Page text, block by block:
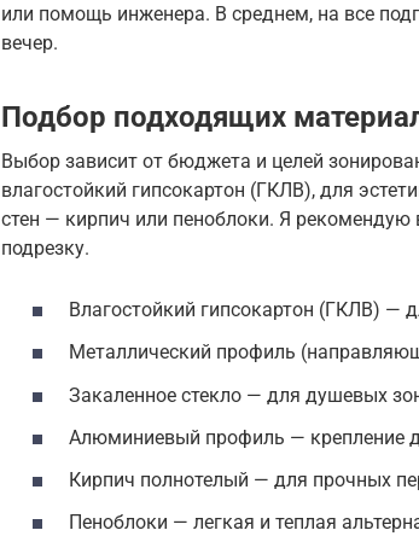
или помощь инженера. В среднем, на все
вечер.
Подбор подходящих
Выбор зависит от бюджета и целей
влагостойкий гипсокартон (ГКЛВ), для
стен — кирпич или пеноблоки. Я рекомендую
подрезку.
Влагостойкий гипсокартон (ГКЛВ) —
Металлический профиль
Закаленное стекло — для душевых
Алюминиевый профиль — крепление
Кирпич полнотелый — для прочных
Пеноблоки — легкая и теплая